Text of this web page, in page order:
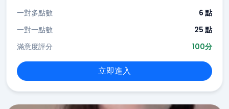
一對多點數
6 點
一對一點數
25 點
滿意度評分
100分
立即進入